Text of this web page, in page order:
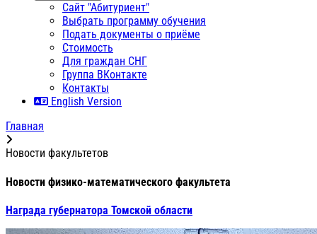
Сайт "Абитуриент"
Выбрать программу обучения
Подать документы о приёме
Стоимость
Для граждан СНГ
Группа ВКонтакте
Контакты
English Version
Главная
Новости факультетов
Новости физико-математического факультета
Награда губернатора Томской области